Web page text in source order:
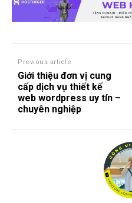
Previous article
Giới thiệu đơn vị cung
cấp dịch vụ thiết kế
web wordpress uy tín –
chuyên nghiệp